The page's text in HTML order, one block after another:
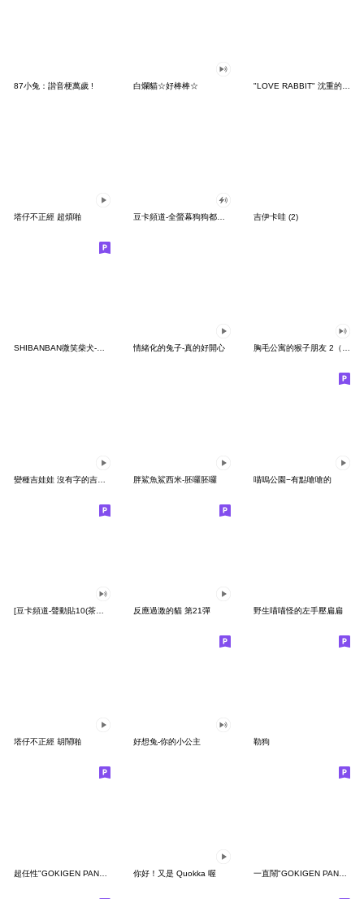
87小兔：諧音梗萬歲 ! 白爛貓☆好棒棒☆ "LOVE RABBIT" 沈重的愛 台灣版
塔仔不正經 超煩啪 吉伊卡哇 (2)
SHIBANBAN微笑柴犬-廢柴寶寶日常 情緒化的兔子-真的好開心 胸毛公寓的猴子朋友 2（有聲動態）
胖鯊魚鯊西米-胚囉胚囉 喵嗚公園−有點嗆嗆的
反應過激的貓 第21彈 野生喵喵怪的左手壓扁扁
塔仔不正經 胡鬧啪 好想兔-你的小公主 勒狗
你好！又是 Quokka 喔 一直鬧"GOKIGEN PANDA" 台灣版